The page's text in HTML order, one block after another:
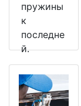
пружины
к
последне
й.